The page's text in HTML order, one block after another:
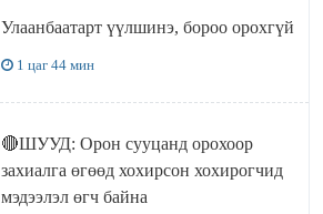
Улаанбаатарт үүлшинэ, бороо орохгүй
1 цаг 44 мин
🔴ШУУД: Орон сууцанд орохоор
захиалга өгөөд хохирсон хохирогчид
мэдээлэл өгч байна